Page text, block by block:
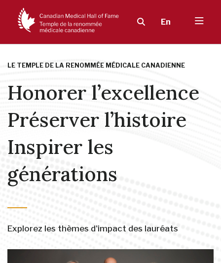
En
LE TEMPLE DE LA RENOMMÉE MÉDICALE CANADIENNE
Honorer l’excellence
Préserver l’histoire
Inspirer les
générations
Explorez les thèmes d'impact des lauréats